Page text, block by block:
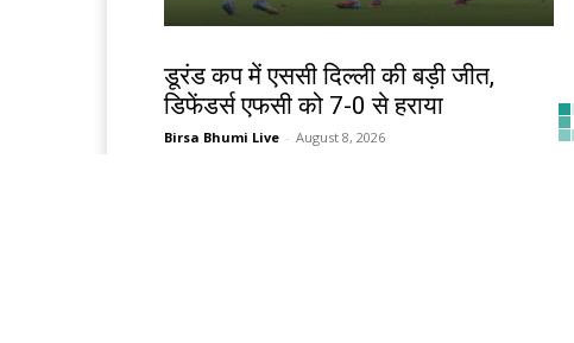
डूरंड कप में एससी दिल्ली की बड़ी जीत,
डिफेंडर्स एफसी को 7-0 से हराया
Birsa Bhumi Live - August 8, 2026